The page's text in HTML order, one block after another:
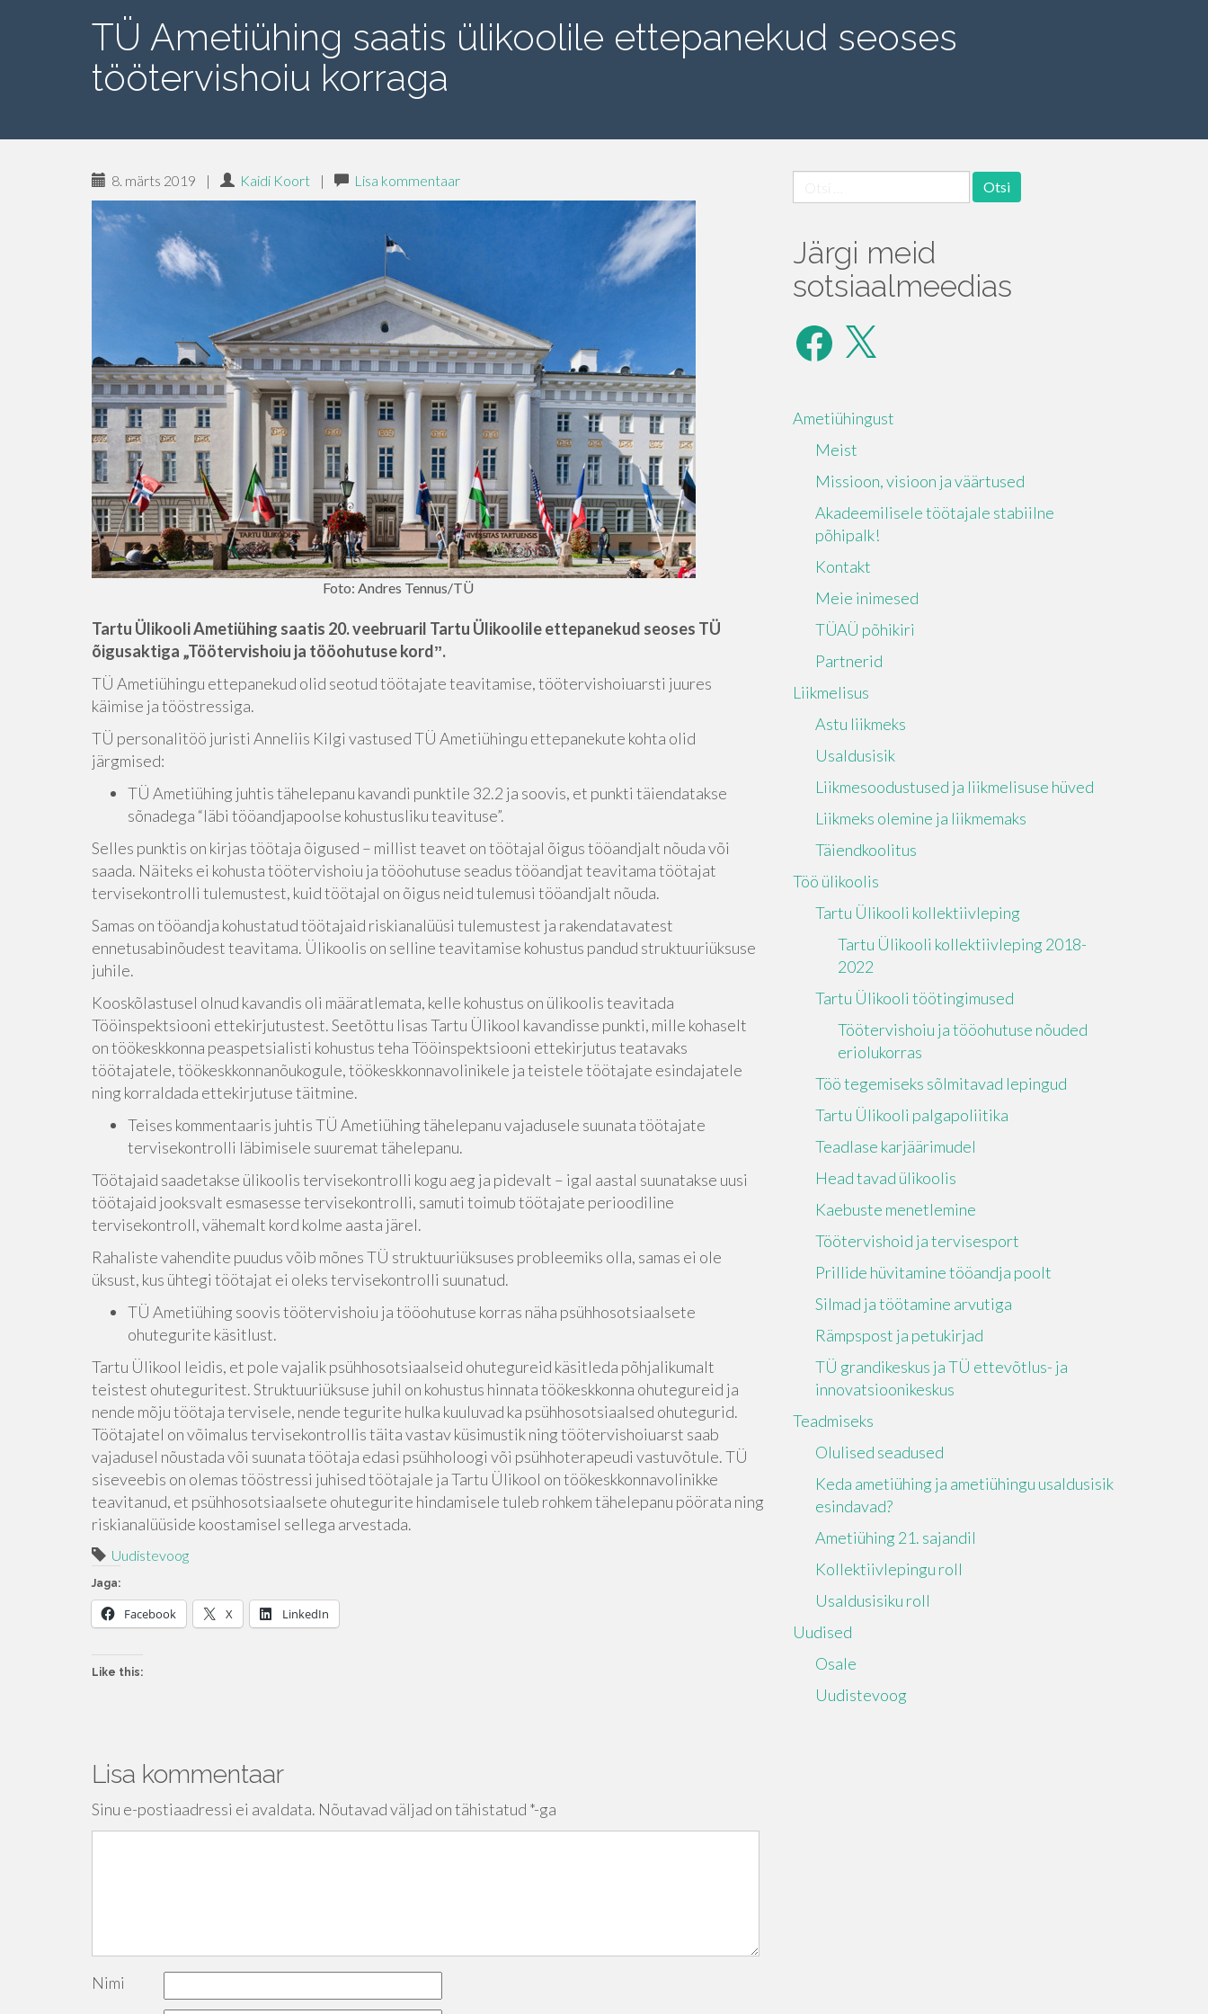
TÜ Ametiühing saatis ülikoolile ettepanekud seoses
töötervishoiu korraga
8. märts 2019 | Kaidi Koort | Lisa kommentaar
Foto: Andres Tennus/TÜ
Tartu Ülikooli Ametiühing saatis 20. veebruaril Tartu Ülikoolile ettepanekud seoses TÜ
õigusaktiga „Töötervishoiu ja tööohutuse kordˮ.
TÜ Ametiühingu ettepanekud olid seotud töötajate teavitamise, töötervishoiuarsti juures
käimise ja tööstressiga.
TÜ personalitöö juristi Anneliis Kilgi vastused TÜ Ametiühingu ettepanekute kohta olid
järgmised:
TÜ Ametiühing juhtis tähelepanu kavandi punktile 32.2 ja soovis, et punkti täiendatakse
sõnadega “läbi tööandjapoolse kohustusliku teavituse”.
Selles punktis on kirjas töötaja õigused – millist teavet on töötajal õigus tööandjalt nõuda või
saada. Näiteks ei kohusta töötervishoiu ja tööohutuse seadus tööandjat teavitama töötajat
tervisekontrolli tulemustest, kuid töötajal on õigus neid tulemusi tööandjalt nõuda.
Samas on tööandja kohustatud töötajaid riskianalüüsi tulemustest ja rakendatavatest
ennetusabinõudest teavitama. Ülikoolis on selline teavitamise kohustus pandud struktuuriüksuse
juhile.
Kooskõlastusel olnud kavandis oli määratlemata, kelle kohustus on ülikoolis teavitada
Tööinspektsiooni ettekirjutustest. Seetõttu lisas Tartu Ülikool kavandisse punkti, mille kohaselt
on töökeskkonna peaspetsialisti kohustus teha Tööinspektsiooni ettekirjutus teatavaks
töötajatele, töökeskkonnanõukogule, töökeskkonnavolinikele ja teistele töötajate esindajatele
ning korraldada ettekirjutuse täitmine.
Teises kommentaaris juhtis TÜ Ametiühing tähelepanu vajadusele suunata töötajate
tervisekontrolli läbimisele suuremat tähelepanu.
Töötajaid saadetakse ülikoolis tervisekontrolli kogu aeg ja pidevalt – igal aastal suunatakse uusi
töötajaid jooksvalt esmasesse tervisekontrolli, samuti toimub töötajate perioodiline
tervisekontroll, vähemalt kord kolme aasta järel.
Rahaliste vahendite puudus võib mõnes TÜ struktuuriüksuses probleemiks olla, samas ei ole
üksust, kus ühtegi töötajat ei oleks tervisekontrolli suunatud.
TÜ Ametiühing soovis töötervishoiu ja tööohutuse korras näha psühhosotsiaalsete
ohutegurite käsitlust.
Tartu Ülikool leidis, et pole vajalik psühhosotsiaalseid ohutegureid käsitleda põhjalikumalt
teistest ohuteguritest. Struktuuriüksuse juhil on kohustus hinnata töökeskkonna ohutegureid ja
nende mõju töötaja tervisele, nende tegurite hulka kuuluvad ka psühhosotsiaalsed ohutegurid.
Töötajatel on võimalus tervisekontrollis täita vastav küsimustik ning töötervishoiuarst saab
vajadusel nõustada või suunata töötaja edasi psühholoogi või psühhoterapeudi vastuvõtule. TÜ
siseveebis on olemas tööstressi juhised töötajale ja Tartu Ülikool on töökeskkonnavolinikke
teavitanud, et psühhosotsiaalsete ohutegurite hindamisele tuleb rohkem tähelepanu pöörata ning
riskianalüüside koostamisel sellega arvestada.
Uudistevoog
Jaga:
Facebook X LinkedIn
Like this:
Lisa kommentaar
Sinu e-postiaadressi ei avaldata. Nõutavad väljad on tähistatud *-ga
Nimi
Järgi meid
sotsiaalmeedias
Facebook
X
Ametiühingust
Meist
Missioon, visioon ja väärtused
Akadeemilisele töötajale stabiilne
põhipalk!
Kontakt
Meie inimesed
TÜAÜ põhikiri
Partnerid
Liikmelisus
Astu liikmeks
Usaldusisik
Liikmesoodustused ja liikmelisuse hüved
Liikmeks olemine ja liikmemaks
Täiendkoolitus
Töö ülikoolis
Tartu Ülikooli kollektiivleping
Tartu Ülikooli kollektiivleping 2018-
2022
Tartu Ülikooli töötingimused
Töötervishoiu ja tööohutuse nõuded
eriolukorras
Töö tegemiseks sõlmitavad lepingud
Tartu Ülikooli palgapoliitika
Teadlase karjäärimudel
Head tavad ülikoolis
Kaebuste menetlemine
Töötervishoid ja tervisesport
Prillide hüvitamine tööandja poolt
Silmad ja töötamine arvutiga
Rämpspost ja petukirjad
TÜ grandikeskus ja TÜ ettevõtlus- ja
innovatsioonikeskus
Teadmiseks
Olulised seadused
Keda ametiühing ja ametiühingu usaldusisik
esindavad?
Ametiühing 21. sajandil
Kollektiivlepingu roll
Usaldusisiku roll
Uudised
Osale
Uudistevoog